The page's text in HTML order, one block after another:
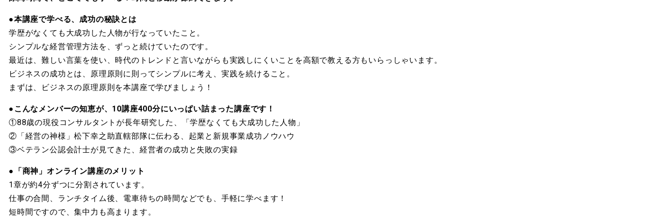
●本講座で学べる、成功の秘訣とは
学歴がなくても大成功した人物が行なっていたこと。
シンプルな経営管理方法を、ずっと続けていたのです。
最近は、難しい言葉を使い、時代のトレンドと言いながらも実践しにくいことを高額で教える方もいらっしゃいます。
ビジネスの成功とは、原理原則に則ってシンプルに考え、実践を続けること。
まずは、ビジネスの原理原則を本講座で学びましょう！
● こんなメンバーの知恵が、10講座400分にいっぱい詰まった講座です！
①88歳の現役コンサルタントが長年研究した、「学歴なくても大成功した人物」
②「経営の神様」松下幸之助直轄部隊に伝わる、起業と新規事業成功ノウハウ
③ベテラン公認会計士が見てきた、経営者の成功と失敗の実録
●
「商神」オンライン講座のメリット
1章が約4分ずつに分割されています。
仕事の合間、ランチタイム後、電車待ちの時間などでも、手軽に学べます！
短時間ですので、集中力も高まります。